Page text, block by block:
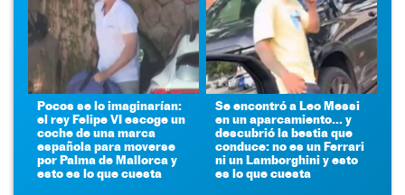
Pocos se lo imaginarían:
el rey Felipe VI escoge un
coche de una marca
española para moverse
por Palma de Mallorca y
esto es lo que cuesta
Se encontró a Leo Messi
en un aparcamiento... y
descubrió la bestia que
conduce: no es un Ferrari
ni un Lamborghini y esto
es lo que cuesta